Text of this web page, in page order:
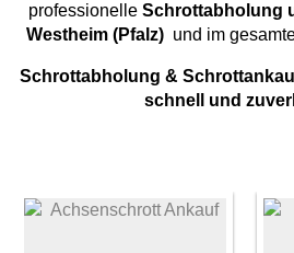
professionelle Schrottabholung
Westheim (Pfalz) und im
Schrottabholung &
schnell und